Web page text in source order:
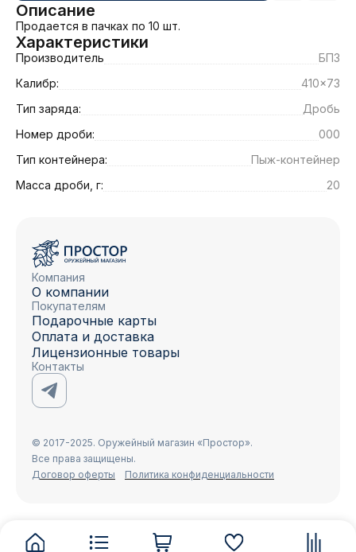
Описание
Продается в пачках по 10 шт.
Характеристики
Производитель
БПЗ
Калибр:
410x73
Тип заряда:
Дробь
Номер дроби:
000
Тип контейнера:
Пыж-контейнер
Масса дроби, г:
20
Компания
О компании
Покупателям
Подарочные карты
Оплата и доставка
Лицензионные товары
Контакты
© 2017-2025. Оружейный магазин «Простор».
Все права защищены.
Договор оферты
Политика конфиденциальности